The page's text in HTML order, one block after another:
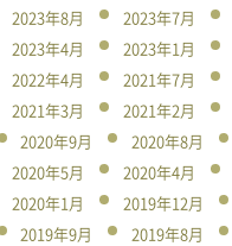
2023年8月 2023年7月
2023年4月 2023年1月
2022年4月 2021年7月
2021年3月 2021年2月
2020年9月 2020年8月
2020年5月 2020年4月
2020年1月 2019年12月
2019年9月 2019年8月